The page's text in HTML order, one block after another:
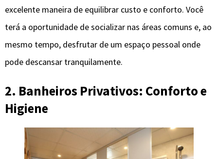
excelente maneira de equilibrar custo e conforto. Você
terá a oportunidade de socializar nas áreas comuns e, ao
mesmo tempo, desfrutar de um espaço pessoal onde
pode descansar tranquilamente.
2. Banheiros Privativos: Conforto e
Higiene